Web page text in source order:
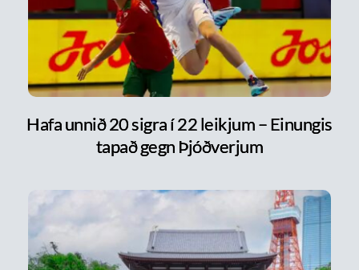
Hafa unnið 20 sigra í 22 leikjum – Einungis
tapað gegn Þjóðverjum